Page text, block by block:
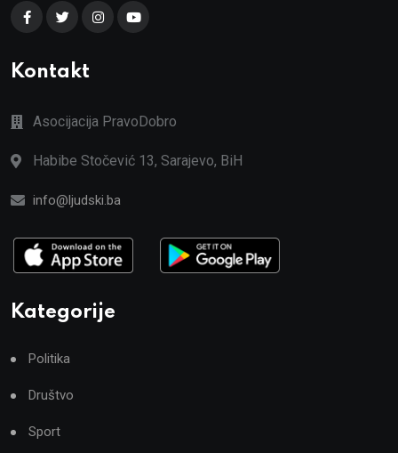
Kontakt
Asocijacija PravoDobro
Habibe Stočević 13, Sarajevo, BiH
info@ljudski.ba
Kategorije
Politika
Društvo
Sport